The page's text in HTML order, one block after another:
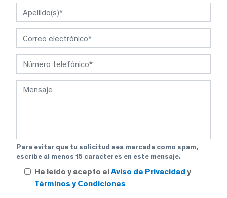
Para evitar que tu solicitud sea marcada como spam,
escribe al menos 15 caracteres en este mensaje.
He leído y acepto elAviso de Privacidad y
Términos y Condiciones